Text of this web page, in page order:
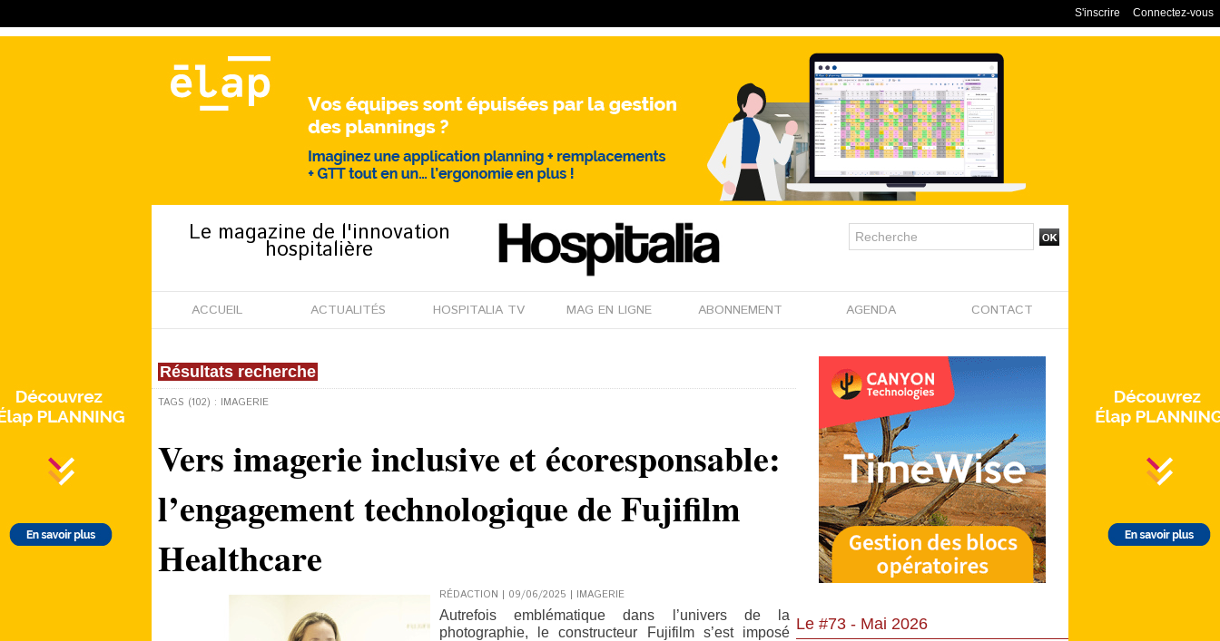
Connectez-vous
S'inscrire
Le magazine de l'innovation
hospitalière
ACCUEIL ACTUALITÉS HOSPITALIA TV MAG EN LIGNE ABONNEMENT AGENDA CONTACT
Résultats recherche
TAGS (102) : IMAGERIE
Vers imagerie inclusive et écoresponsable:
l’engagement technologique de Fujifilm
Healthcare
RÉDACTION | 09/06/2025 | IMAGERIE
Autrefois emblématique dans l’univers de la
photographie, le constructeur Fujifilm s’est imposé Le #73 - Mai 2026